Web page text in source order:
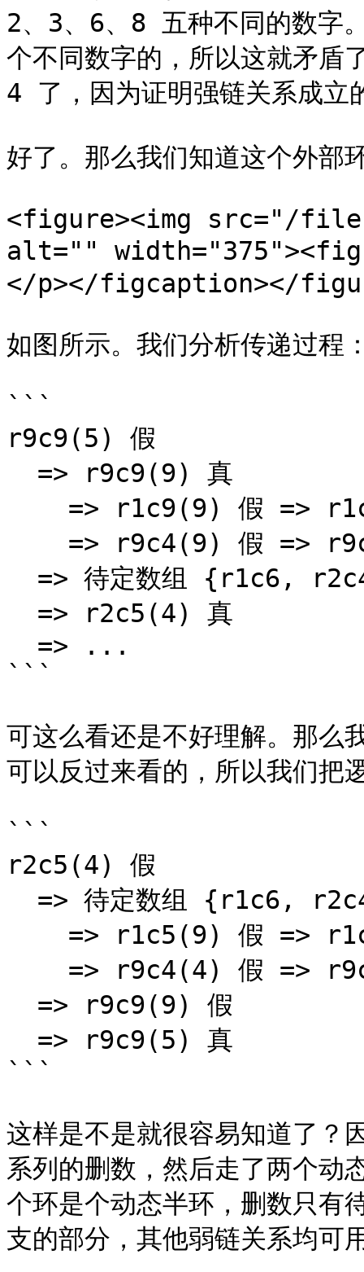
2、3、6、8 五种不同的数字
个不同数字的，所以这就矛
4 了，因为证明强链关系成立
好了。那么我们知道这个外部
<figure><img src="/files/
alt=""
</p></figcaption></
如图所示。我们分析传递过程
```
r9c9(5) 假
```
可这么看还是不好理解。那么
可以反过来看的，所以我们把
```
r2c5(4) 假
```
这样是不是就很容易知道了？
系列的删数，然后走了两个
个环是个动态半环，删数只
支的部分，其他弱链关系均可